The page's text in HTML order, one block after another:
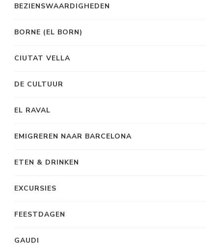
BEZIENSWAARDIGHEDEN
BORNE (EL BORN)
CIUTAT VELLA
DE CULTUUR
EL RAVAL
EMIGREREN NAAR BARCELONA
ETEN & DRINKEN
EXCURSIES
FEESTDAGEN
GAUDI